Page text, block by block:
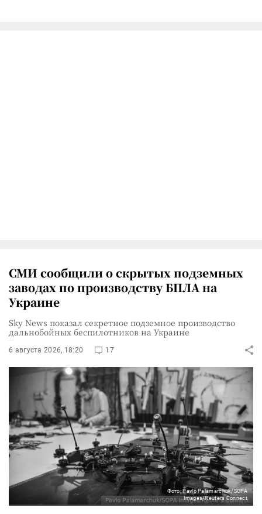
СМИ сообщили о скрытых подземных
заводах по производству БПЛА на
Украине
Sky News показал секретное подземное производство
дальнобойных беспилотников на Украине
6 августа 2026, 18:20 17
Фото: Pavlo Palamarchuk/SOPA
Images/Reuters Connect